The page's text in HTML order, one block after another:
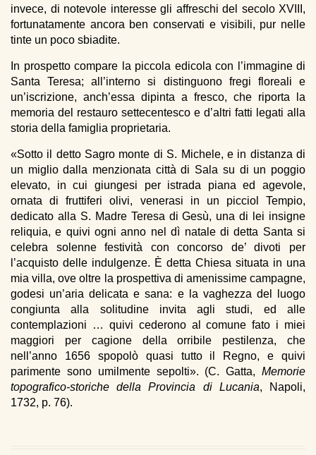
invece, di notevole interesse gli affreschi del secolo XVIII,
fortunatamente ancora ben conservati e visibili, pur nelle
tinte un poco sbiadite.
In prospetto compare la piccola edicola con l’immagine di
Santa Teresa; all’interno si distinguono fregi floreali e
un’iscrizione, anch’essa dipinta a fresco, che riporta la
memoria del restauro settecentesco e d’altri fatti legati alla
storia della famiglia proprietaria.
«Sotto il detto Sagro monte di S. Michele, e in distanza di
un miglio dalla menzionata città di Sala su di un poggio
elevato, in cui giungesi per istrada piana ed agevole,
ornata di fruttiferi olivi, venerasi in un picciol Tempio,
dedicato alla S. Madre Teresa di Gesù, una di lei insigne
reliquia, e quivi ogni anno nel dì natale di detta Santa si
celebra solenne festività con concorso de’ divoti per
l’acquisto delle indulgenze. È detta Chiesa situata in una
mia villa, ove oltre la prospettiva di amenissime campagne,
godesi un’aria delicata e sana: e la vaghezza del luogo
congiunta alla solitudine invita agli studi, ed alle
contemplazioni … quivi cederono al comune fato i miei
maggiori per cagione della orribile pestilenza, che
nell’anno 1656 spopolò quasi tutto il Regno, e quivi
parimente sono umilmente sepolti». (C. Gatta, Memorie
topografico-storiche della Provincia di Lucania, Napoli,
1732, p. 76).